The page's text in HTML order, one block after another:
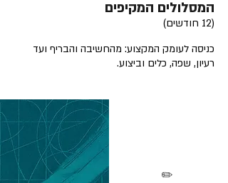
המסלולים המקיפים
(12 חודשים)
כניסה לעומק המקצוע: מהחשיבה והבריף ועד
רעיון, שפה, כלים וביצוע.
✏️